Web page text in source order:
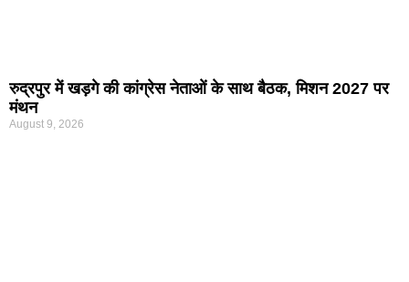
रुद्रपुर में खड़गे की कांग्रेस नेताओं के साथ बैठक, मिशन 2027 पर
मंथन
August 9, 2026